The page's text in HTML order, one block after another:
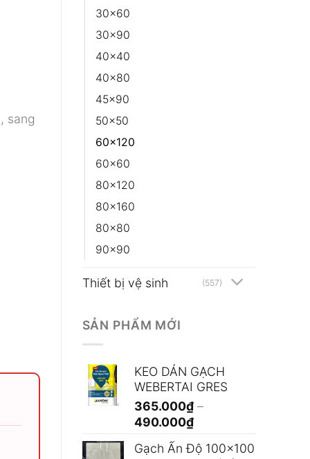
30x60
30x90
40x40
40x80
45x90
50x50
60x120
60x60
80x120
80x160
80x80
90x90
Thiết bị vệ sinh (557)
SẢN PHẨM MỚI
KEO DÁN GẠCH
WEBERTAI GRES
365.000₫ –
490.000₫Khoảng
từ
Gạch Ấn Độ 100x100
sang